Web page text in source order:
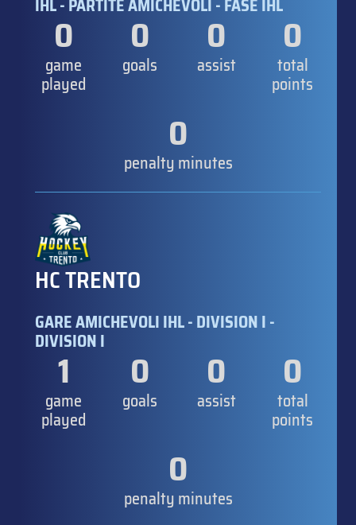
IHL - PARTITE AMICHEVOLI - FASE IHL
0
game
played
0
goals
0
assist
0
total
points
0
penalty minutes
HC TRENTO
GARE AMICHEVOLI IHL - DIVISION I -
DIVISION I
1
game
played
0
goals
0
assist
0
total
points
0
penalty minutes